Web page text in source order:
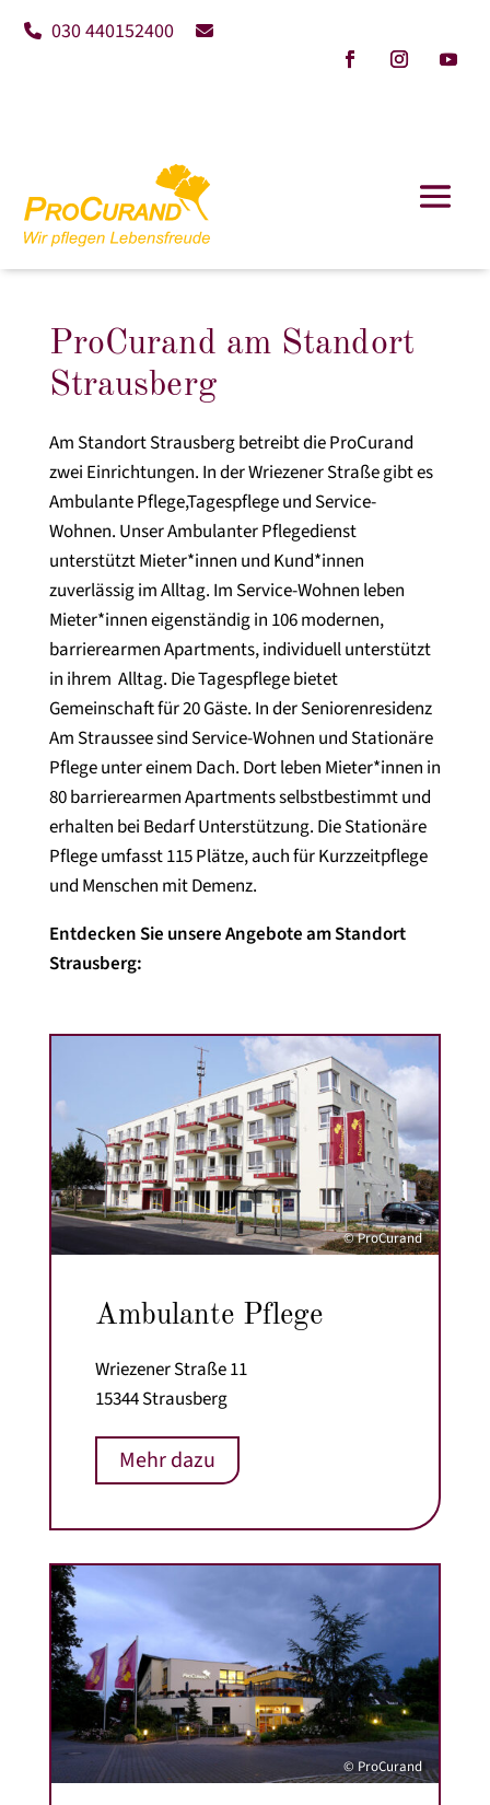
030 440152400
ProCurand am Standort
Strausberg
Am Standort Strausberg betreibt die ProCurand
zwei Einrichtungen. In der Wriezener Straße gibt es
Ambulante Pflege,Tagespflege und Service-
Wohnen. Unser Ambulanter Pflegedienst
unterstützt Mieter*innen und Kund*innen
zuverlässig im Alltag. Im Service-Wohnen leben
Mieter*innen eigenständig in 106 modernen,
barrierearmen Apartments, individuell unterstützt
in ihrem Alltag. Die Tagespflege bietet
Gemeinschaft für 20 Gäste. In der Seniorenresidenz
Am Straussee sind Service-Wohnen und Stationäre
Pflege unter einem Dach. Dort leben Mieter*innen in
80 barrierearmen Apartments selbstbestimmt und
erhalten bei Bedarf Unterstützung. Die Stationäre
Pflege umfasst 115 Plätze, auch für Kurzzeitpflege
und Menschen mit Demenz.
Entdecken Sie unsere Angebote am Standort
Strausberg:
© ProCurand
Ambulante Pflege
Wriezener Straße 11
15344 Strausberg
Mehr dazu
© ProCurand